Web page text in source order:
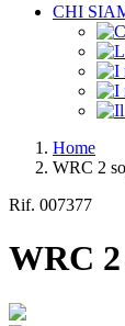
CHI
Home
WRC 2
Rif. 007377
WRC